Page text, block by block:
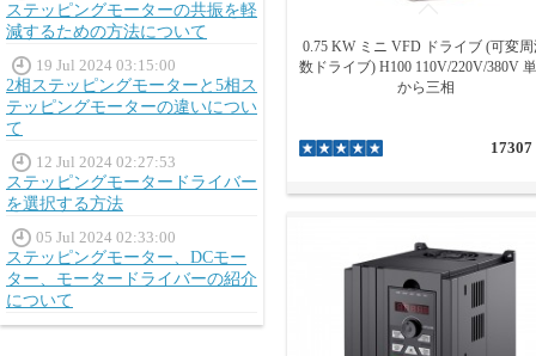
ステッピングモーターの共振を軽
減するための方法について
19 Jul 2024 03:15:00
2相ステッピングモーターと5相ス
テッピングモーターの違いについ
て
12 Jul 2024 02:27:53
ステッピングモータードライバー
を選択する方法
05 Jul 2024 02:33:00
ステッピングモーター、DCモー
ター、モータードライバーの紹介
について
0.75 KW ミニ VFD ドライブ (可変
数ドライブ) H100 110V/220V/380V
から三相
17307